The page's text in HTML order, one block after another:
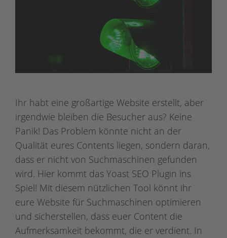
Ihr habt eine großartige Website erstellt, aber
irgendwie bleiben die Besucher aus? Keine
Panik! Das Problem könnte nicht an der
Qualität eures Contents liegen, sondern daran,
dass er nicht von Suchmaschinen gefunden
wird. Hier kommt das Yoast SEO Plugin ins
Spiel! Mit diesem nützlichen Tool könnt ihr
eure Website für Suchmaschinen optimieren
und sicherstellen, dass euer Content die
Aufmerksamkeit bekommt, die er verdient. In